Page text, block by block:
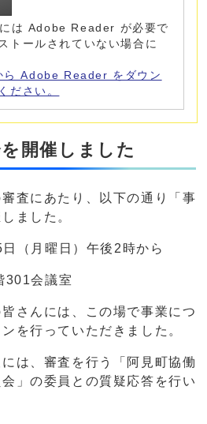
は Adobe Reader が必要で
トールされていない場合に
ら Adobe Reader をダウン
ださい。
開催しました
査にあたり、以下の通り「事
ました。
（月曜日）午後2時から
301会議室
さんには、この場で事業につ
を行っていただきました。
は、審査を行う「阿見町協働
」の委員との質疑応答を行い